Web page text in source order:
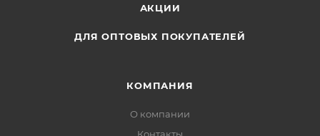
АКЦИИ
ДЛЯ ОПТОВЫХ ПОКУПАТЕЛЕЙ
КОМПАНИЯ
О компании